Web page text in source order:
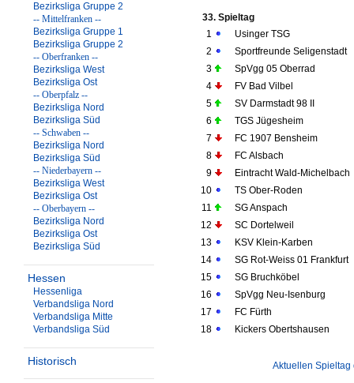
Bezirksliga Gruppe 2
-- Mittelfranken --
Bezirksliga Gruppe 1
Bezirksliga Gruppe 2
-- Oberfranken --
Bezirksliga West
Bezirksliga Ost
-- Oberpfalz --
Bezirksliga Nord
Bezirksliga Süd
-- Schwaben --
Bezirksliga Nord
Bezirksliga Süd
-- Niederbayern --
Bezirksliga West
Bezirksliga Ost
-- Oberbayern --
Bezirksliga Nord
Bezirksliga Ost
Bezirksliga Süd
Hessen
Hessenliga
Verbandsliga Nord
Verbandsliga Mitte
Verbandsliga Süd
Historisch
33. Spieltag
1
Usinger TSG
2
Sportfreunde Seligenstadt
3
SpVgg 05 Oberrad
4
FV Bad Vilbel
5
SV Darmstadt 98 II
6
TGS Jügesheim
7
FC 1907 Bensheim
8
FC Alsbach
9
Eintracht Wald-Michelbach
10
TS Ober-Roden
11
SG Anspach
12
SC Dortelweil
13
KSV Klein-Karben
14
SG Rot-Weiss 01 Frankfurt
15
SG Bruchköbel
16
SpVgg Neu-Isenburg
17
FC Fürth
18
Kickers Obertshausen
Aktuellen Spieltag